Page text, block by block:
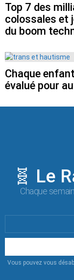
Top 7 des
colossales et
du boom
Chaque
évalué pour
🧬 Le
Chaque
:
Vous pouvez vous